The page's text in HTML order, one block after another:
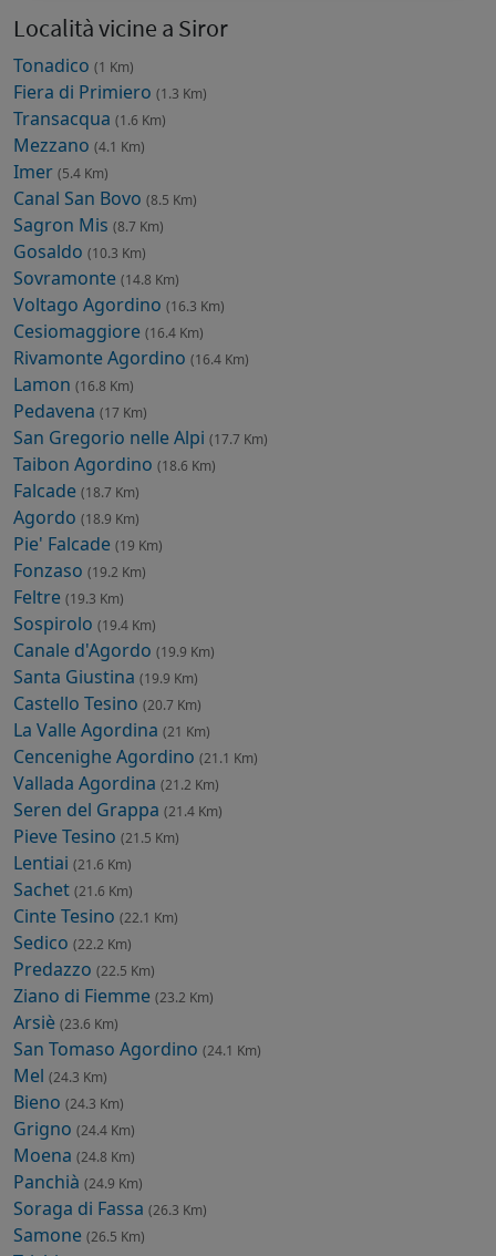
Località vicine a Siror
Tonadico (1 Km)
Fiera di Primiero (1.3 Km)
Transacqua (1.6 Km)
Mezzano (4.1 Km)
Imer (5.4 Km)
Canal San Bovo (8.5 Km)
Sagron Mis (8.7 Km)
Gosaldo (10.3 Km)
Sovramonte (14.8 Km)
Voltago Agordino (16.3 Km)
Cesiomaggiore (16.4 Km)
Rivamonte Agordino (16.4 Km)
Lamon (16.8 Km)
Pedavena (17 Km)
San Gregorio nelle Alpi (17.7 Km)
Taibon Agordino (18.6 Km)
Falcade (18.7 Km)
Agordo (18.9 Km)
Pie' Falcade (19 Km)
Fonzaso (19.2 Km)
Feltre (19.3 Km)
Sospirolo (19.4 Km)
Canale d'Agordo (19.9 Km)
Santa Giustina (19.9 Km)
Castello Tesino (20.7 Km)
La Valle Agordina (21 Km)
Cencenighe Agordino (21.1 Km)
Vallada Agordina (21.2 Km)
Seren del Grappa (21.4 Km)
Pieve Tesino (21.5 Km)
Lentiai (21.6 Km)
Sachet (21.6 Km)
Cinte Tesino (22.1 Km)
Sedico (22.2 Km)
Predazzo (22.5 Km)
Ziano di Fiemme (23.2 Km)
Arsiè (23.6 Km)
San Tomaso Agordino (24.1 Km)
Mel (24.3 Km)
Bieno (24.3 Km)
Grigno (24.4 Km)
Moena (24.8 Km)
Panchià (24.9 Km)
Soraga di Fassa (26.3 Km)
Samone (26.5 Km)